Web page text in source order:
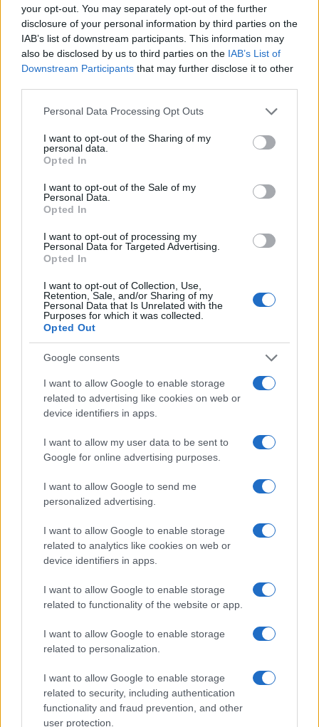
your opt-out. You may separately opt-out of the further
disclosure of your personal information by third parties on the
IAB’s list of downstream participants. This information may
also be disclosed by us to third parties on the IAB’s List of
Downstream Participants that may further disclose it to other
Please note that this website/app uses one or more Google
not limited to your visit or usage behaviour. You may click to
grant or deny consent to Google and its third-party tags to
use your data for below specified purposes in below Google
consent section.
Personal Data Processing Opt Outs
I want to opt-out of the Sharing of my
personal data.
Opted In
I want to opt-out of the Sale of my
Personal Data.
Opted In
I want to opt-out of processing my
Personal Data for Targeted Advertising.
Opted In
I want to opt-out of Collection, Use,
Retention, Sale, and/or Sharing of my
Personal Data that Is Unrelated with the
Purposes for which it was collected.
Opted Out
Google consents
I want to allow Google to enable storage
related to advertising like cookies on web or
device identifiers in apps.
I want to allow my user data to be sent to
Google for online advertising purposes.
I want to allow Google to send me
personalized advertising.
I want to allow Google to enable storage
related to analytics like cookies on web or
device identifiers in apps.
I want to allow Google to enable storage
related to functionality of the website or app.
I want to allow Google to enable storage
related to personalization.
I want to allow Google to enable storage
related to security, including authentication
functionality and fraud prevention, and other
user protection.
Continua a leggere
B2B NEWS
Ripensare le tecnologie umanitarie oltre i criteri dei
donatori
B2B NEWS